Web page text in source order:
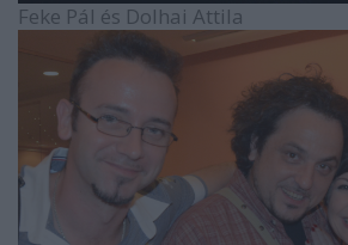
Feke Pál és Dolhai Attila